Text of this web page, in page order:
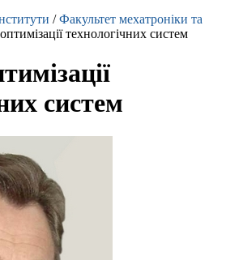
/Факультет мехатроніки та
технологічних систем
систем